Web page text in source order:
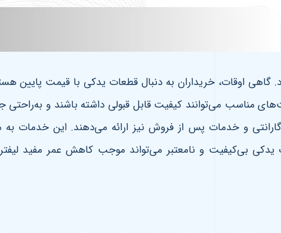
اوقات، خریداران به دنبال قطعات یدکی با قیمت پایین
مناسب می‌توانند کیفیت قابل قبولی داشته باشند و به‌راحتی
گارانتی و خدمات پس از فروش نیز ارائه می‌دهند. این خدمات
یدکی بی‌کیفیت و نامعتبر می‌تواند موجب کاهش عمر مفید